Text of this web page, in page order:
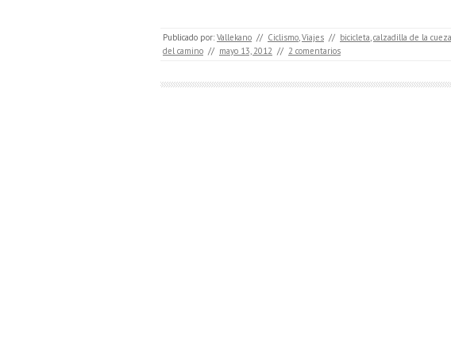
Publicado por: Vallekano // Ciclismo,Viajes // bicicleta,calzadilla de la cueza
del camino // mayo 13, 2012 // 2 comentarios